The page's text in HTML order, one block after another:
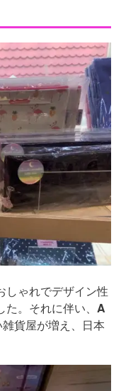
しゃれでデザイン性
。それに伴い、 A
貨屋が増え、日本